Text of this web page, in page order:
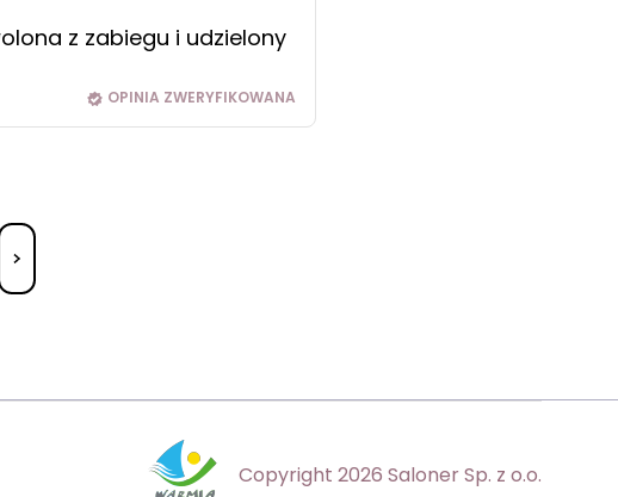
z zabiegu i udzielony
OPINIA ZWERYFIKOWANA
Copyright 2026 Saloner Sp. z o.o.